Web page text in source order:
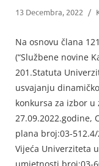
13 Decembra, 2022 /
Na osnovu člana
(“Službene novine
201.Statuta
usvajanju
konkursa za izbor u
27.09.2022.godine,
plana broj:03-
Vijeća Univerziteta